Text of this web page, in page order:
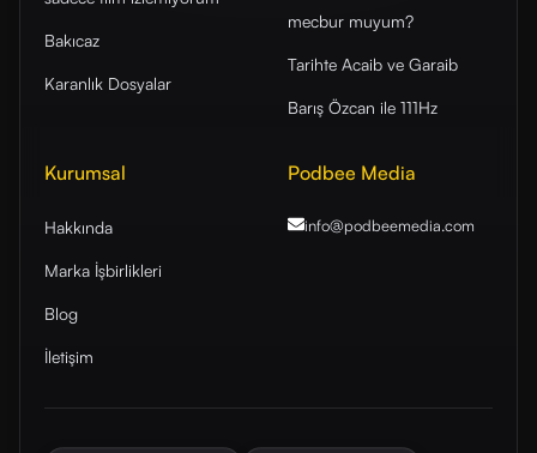
Bakıcaz
Karanlık Dosyalar
mecbur muyum?
Tarihte Acaib ve Garaib
Barış Özcan ile 111Hz
Kurumsal
Hakkında
Marka İşbirlikleri
Blog
İletişim
Podbee Media
info@podbeemedia.com